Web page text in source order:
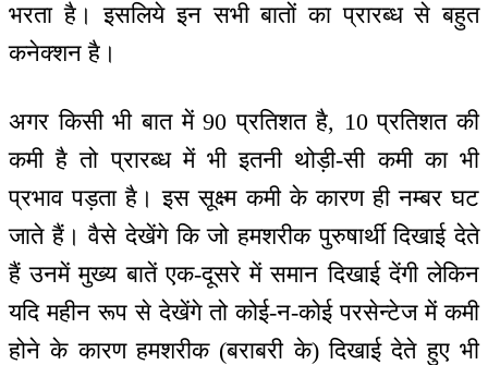
भरता है। इसलिये इन सभी बातों का प्रारब्ध से बहुत
कनेक्शन है।
अगर किसी भी बात में 90 प्रतिशत है, 10 प्रतिशत की
कमी है तो प्रारब्ध में भी इतनी थोड़ी-सी कमी का भी
प्रभाव पड़ता है। इस सूक्ष्म कमी के कारण ही नम्बर घट
जाते हैं। वैसे देखेंगे कि जो हमशरीक पुरुषार्थी दिखाई देते
हैं उनमें मुख्य बातें एक-दूसरे में समान दिखाई देंगी लेकिन
यदि महीन रूप से देखेंगे तो कोई-न-कोई परसेन्टेज में कमी
होने के कारण हमशरीक (बराबरी के) दिखाई देते हुए भी